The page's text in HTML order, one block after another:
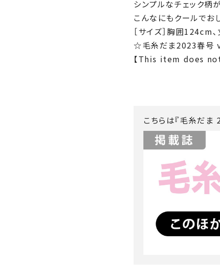
シンプルなチェック柄
こんなにもクールでお
［サイズ］胸囲124cm
☆毛糸だま2023春号
【This item does
こちらは『毛糸だ